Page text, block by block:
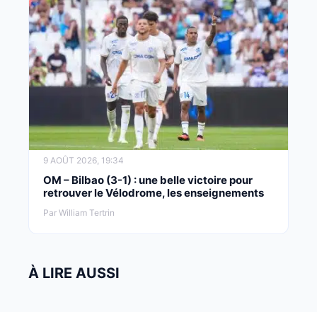
9 AOÛT 2026, 19:34
OM – Bilbao (3-1) : une belle victoire pour
retrouver le Vélodrome, les enseignements
Par William Tertrin
À LIRE AUSSI